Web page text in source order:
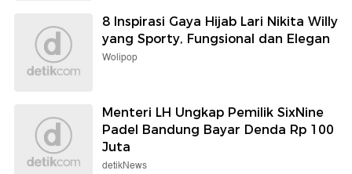
8 Inspirasi Gaya Hijab Lari Nikita Willy
yang Sporty, Fungsional dan Elegan
Wolipop
Menteri LH Ungkap Pemilik SixNine
Padel Bandung Bayar Denda Rp 100
Juta
detikNews